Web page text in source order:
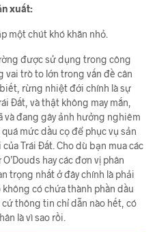
xuất:
một chút khó khăn nhỏ.
được sử dụng trong công
vai trò to lớn trong vấn đề cân
rừng nhiệt đới chính là sự
Đất, và thật không may mắn,
và đang gây ảnh hưởng nghiêm
mức dầu cọ để phục vụ sản
Trái Đất. Cho dù bạn mua các
hay các đơn vị phân
trọng nhất ở đây chính là phải
có chứa thành phần dầu
thông tin chỉ dẫn nào hết, có
là vì sao rồi.